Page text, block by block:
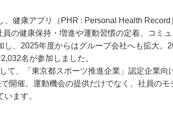
健康アプリ（PHR : Personal Health Record
の健康保持・増進や運動習慣の定着、コミ
、2025年度からはグループ会社へも拡大。
名が参加しました。
て、「東京都スポーツ推進企業」認定企業向
開催。運動機会の提供だけでなく、社員のモ
ます。